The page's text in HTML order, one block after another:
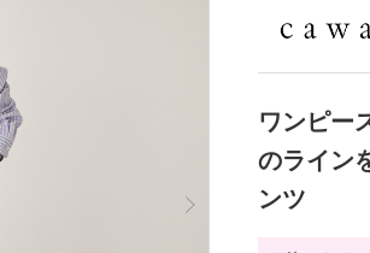
ワンピー
のライン
ンツ